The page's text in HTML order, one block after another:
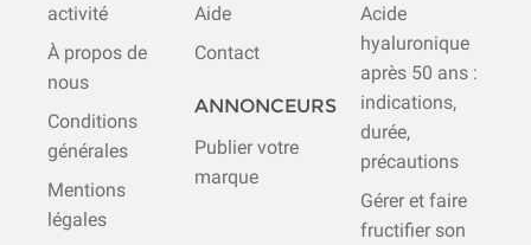
activité
À propos de
nous
Conditions
générales
Mentions
légales
Aide
Contact
ANNONCEURS
Publier votre
marque
Acide
hyaluronique
après 50 ans :
indications,
durée,
précautions
Gérer et faire
fructifier son